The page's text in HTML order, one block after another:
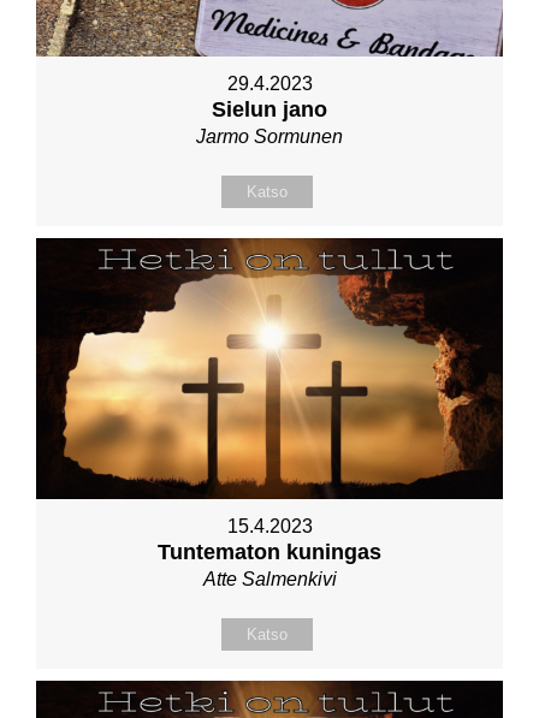
29.4.2023
Sielun jano
Jarmo Sormunen
Katso
15.4.2023
Tuntematon kuningas
Atte Salmenkivi
Katso